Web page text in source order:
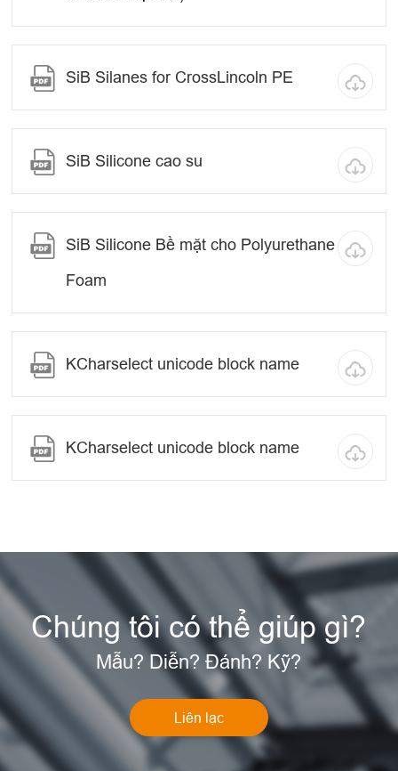
SiB Silanes for CrossLincoln PE
SiB Silicone cao su
SiB Silicone Bề mặt cho Polyurethane
Foam
KCharselect unicode block name
KCharselect unicode block name
Chúng tôi có thể giúp gì?
Mẫu? Diễn? Đánh? Kỹ?
Liên lạc